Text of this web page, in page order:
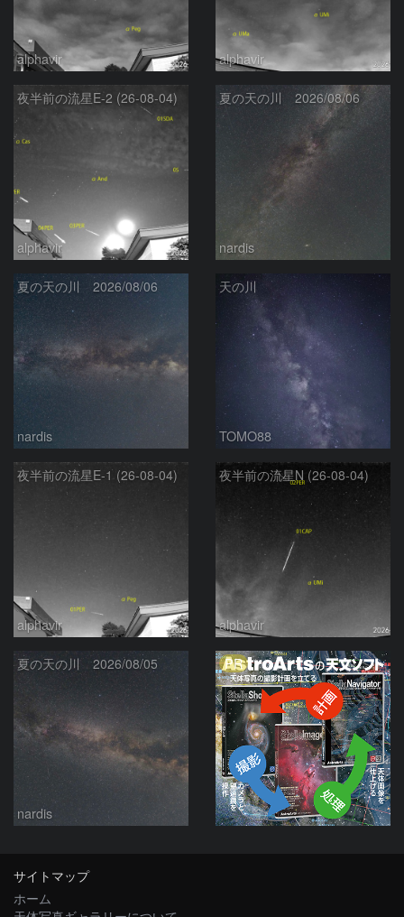
alphavir alphavir
夜半前の流星E-2 (26-08-04)
alphavir
夏の天の川 2026/08/06
nardis
夏の天の川 2026/08/06
nardis
天の川
TOMO88
夜半前の流星E-1 (26-08-04)
alphavir
夜半前の流星N (26-08-04)
alphavir
夏の天の川 2026/08/05
nardis
PR
サイトマップ
ホーム